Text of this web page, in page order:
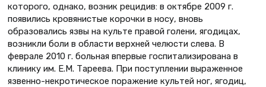
которого, однако, возник рецидив: в октябре 2009 г.
появились кровянистые корочки в носу, вновь
образовались язвы на культе правой голени, ягодицах,
возникли боли в области верхней челюсти слева. В
феврале 2010 г. больная впервые госпитализирована в
клинику им. Е.М. Тареева. При поступлении выраженное
язвенно-некротическое поражение культей ног, ягодиц,